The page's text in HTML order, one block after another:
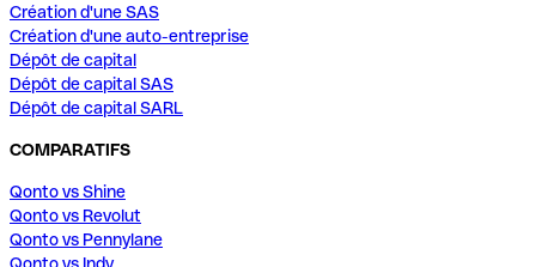
Création d'une SAS
Création d'une auto-entreprise
Dépôt de capital
Dépôt de capital SAS
Dépôt de capital SARL
COMPARATIFS
Qonto vs Shine
Qonto vs Revolut
Qonto vs Pennylane